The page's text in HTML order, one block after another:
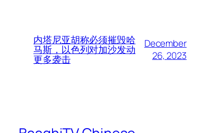
内塔尼亚胡称必须摧毁哈
马斯，以色列对加沙发动
更多袭击
December
26, 2023